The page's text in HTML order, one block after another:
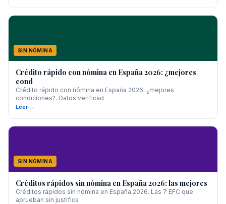
SIN NÓMINA
Crédito rápido con nómina en España 2026: ¿mejores
cond
Crédito rápido con nómina en España 2026: ¿mejores
condiciones?. Datos verificad
Leer →
SIN NÓMINA
Créditos rápidos sin nómina en España 2026: las mejores
Créditos rápidos sin nómina en España 2026. Las 7 EFC que
aprueban sin justifica